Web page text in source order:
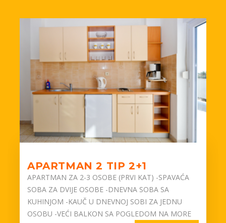
APARTMAN 2 TIP 2+1
APARTMAN ZA 2-3 OSOBE (PRVI KAT) -SPAVAĆA
SOBA ZA DVIJE OSOBE -DNEVNA SOBA SA
KUHINJOM -KAUČ U DNEVNOJ SOBI ZA JEDNU
OSOBU -VEĆI BALKON SA POGLEDOM NA MORE